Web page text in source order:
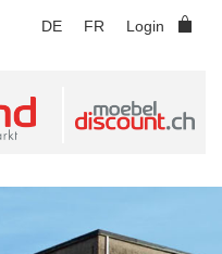
DE FR Login